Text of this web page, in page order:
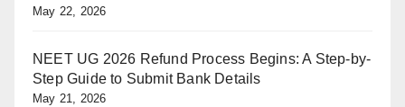
May 22, 2026
NEET UG 2026 Refund Process Begins: A Step-by-
Step Guide to Submit Bank Details
May 21, 2026